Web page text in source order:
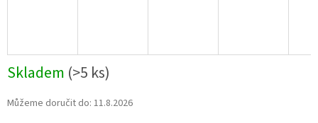
Skladem (>5 ks)
Můžeme doručit do: 11.8.2026